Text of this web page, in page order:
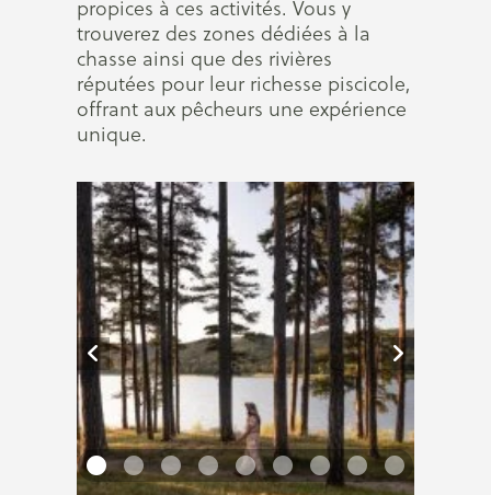
propices à ces activités. Vous y
trouverez des zones dédiées à la
chasse ainsi que des rivières
réputées pour leur richesse piscicole,
offrant aux pêcheurs une expérience
unique.